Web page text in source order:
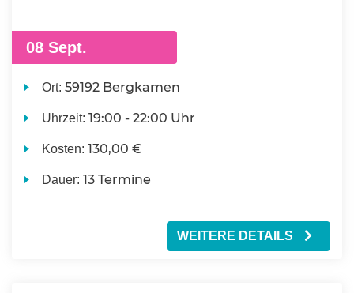
08 Sept.
Ort:59192 Bergkamen
Uhrzeit:19:00 - 22:00 Uhr
Kosten:130,00 €
Dauer:13 Termine
WEITERE DETAILS